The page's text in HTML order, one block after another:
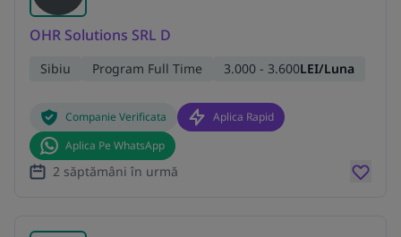
OHR Solutions SRL D
Sibiu Program Full Time 3.000 - 3.600LEI/Luna
Companie Verificata
Aplica Rapid
Aplica Pe WhatsApp
2 săptămâni în urmă